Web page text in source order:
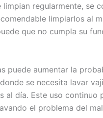
regularmente, se
limpiarlos al
que no cumpla su
puede aumentar la
se necesita lavar
al día. Este uso continuo
el problema del